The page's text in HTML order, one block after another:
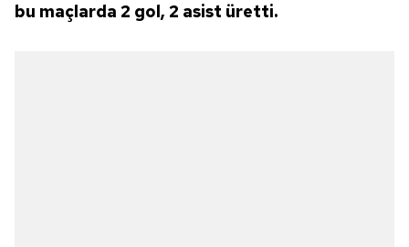
bu maçlarda 2 gol, 2 asist üretti.